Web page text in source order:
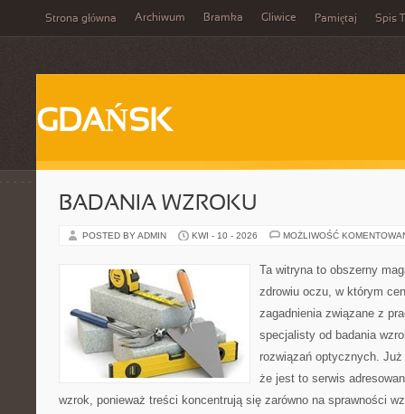
Strona główna Archiwum Bramka Gliwice Pamiętaj Spis
GDAŃSK
BADANIA WZROKU
POSTED BY ADMIN KWI - 10 - 2026 MOŻLIWOŚĆ
Ta witryna to obszerny
zdrowiu oczu, w którym
zagadnienia związane z
specjalisty od badania
rozwiązań optycznych.
że jest to serwis
wzrok, ponieważ treści koncentrują się zarówno na sprawności